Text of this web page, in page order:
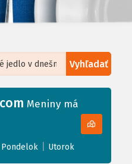
Vyhľadať
ofHumanitarian OpenStreetMap
Meniny má
Pondelok Utorok